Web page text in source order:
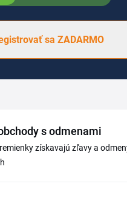
sa ZADARMO
s odmenami
získavajú zľavy a